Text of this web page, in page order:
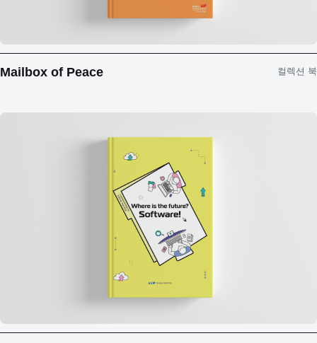
Mailbox of Peace 컬렉션 북